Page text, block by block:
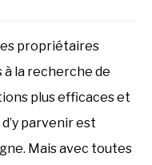
propriétaires
à la recherche de
plus efficaces et
parvenir est
Mais avec toutes